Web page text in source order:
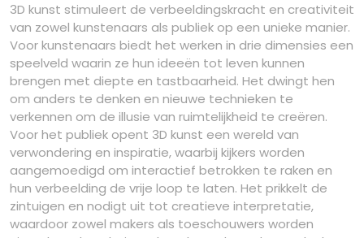
3D kunst stimuleert de verbeeldingskracht en creativiteit
van zowel kunstenaars als publiek op een unieke manier.
Voor kunstenaars biedt het werken in drie dimensies een
speelveld waarin ze hun ideeën tot leven kunnen
brengen met diepte en tastbaarheid. Het dwingt hen
om anders te denken en nieuwe technieken te
verkennen om de illusie van ruimtelijkheid te creëren.
Voor het publiek opent 3D kunst een wereld van
verwondering en inspiratie, waarbij kijkers worden
aangemoedigd om interactief betrokken te raken en
hun verbeelding de vrije loop te laten. Het prikkelt de
zintuigen en nodigt uit tot creatieve interpretatie,
waardoor zowel makers als toeschouwers worden